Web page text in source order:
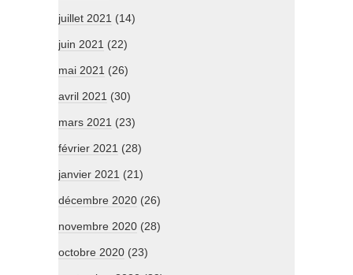
juillet 2021 (14)
juin 2021 (22)
mai 2021 (26)
avril 2021 (30)
mars 2021 (23)
février 2021 (28)
janvier 2021 (21)
décembre 2020 (26)
novembre 2020 (28)
octobre 2020 (23)